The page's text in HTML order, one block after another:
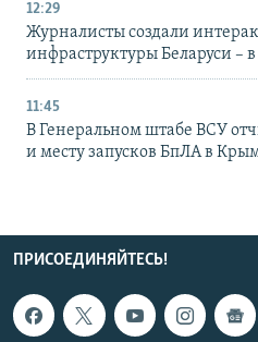
12:29
Журналисты создали
инфраструктуры Беларуси –
11:45
В Генеральном штабе ВСУ
и месту запусков БпЛА в
ПРИСОЕДИНЯЙТЕСЬ!